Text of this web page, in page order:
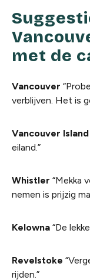
met de
Vancouver
verblijven. Het is
Vancouver Island
eiland.”
Whistler “Mekka
nemen is prijzig
Kelowna “De
Revelstoke
rijden.”